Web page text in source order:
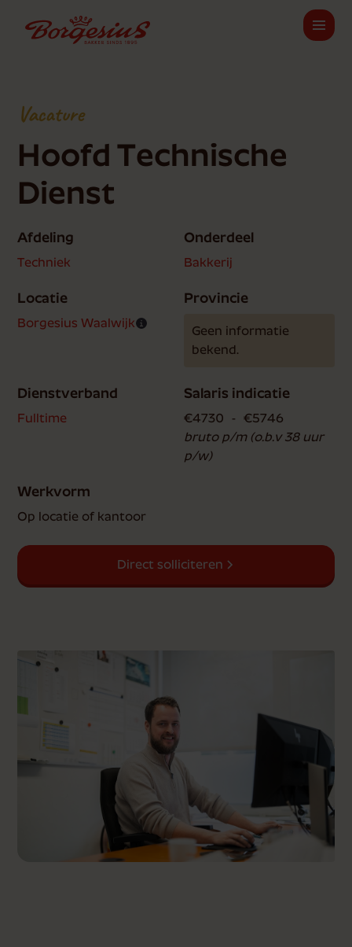
Vacature
Hoofd Technische
Dienst
Afdeling
Techniek
Onderdeel
Bakkerij
Locatie
Borgesius Waalwijk
Provincie
Geen informatie
bekend.
Dienstverband
Fulltime
Salaris indicatie
€4730 - €5746
bruto p/m (o.b.v 38 uur
p/w)
Werkvorm
Op locatie of kantoor
Direct solliciteren